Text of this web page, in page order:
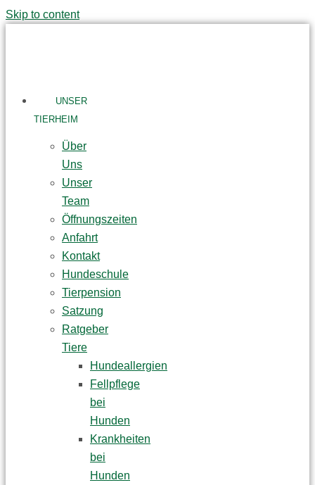
Skip to content
UNSER
TIERHEIM
Über
Uns
Unser
Team
Öffnungszeiten
Anfahrt
Kontakt
Hundeschule
Tierpension
Satzung
Ratgeber
Tiere
Hundeallergien
Fellpflege
bei
Hunden
Krankheiten
bei
Hunden